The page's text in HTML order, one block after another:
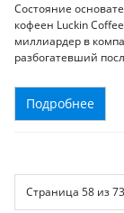
Состояние
кофеен Luckin
миллиардер в
разбогатевший
Подробнее
Страница 58 из 73